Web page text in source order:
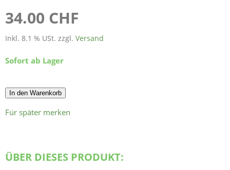
34.00 CHF
Inkl. 8.1 % USt. zzgl. Versand
Sofort ab Lager
In den Warenkorb
Für später merken
ÜBER DIESES PRODUKT: